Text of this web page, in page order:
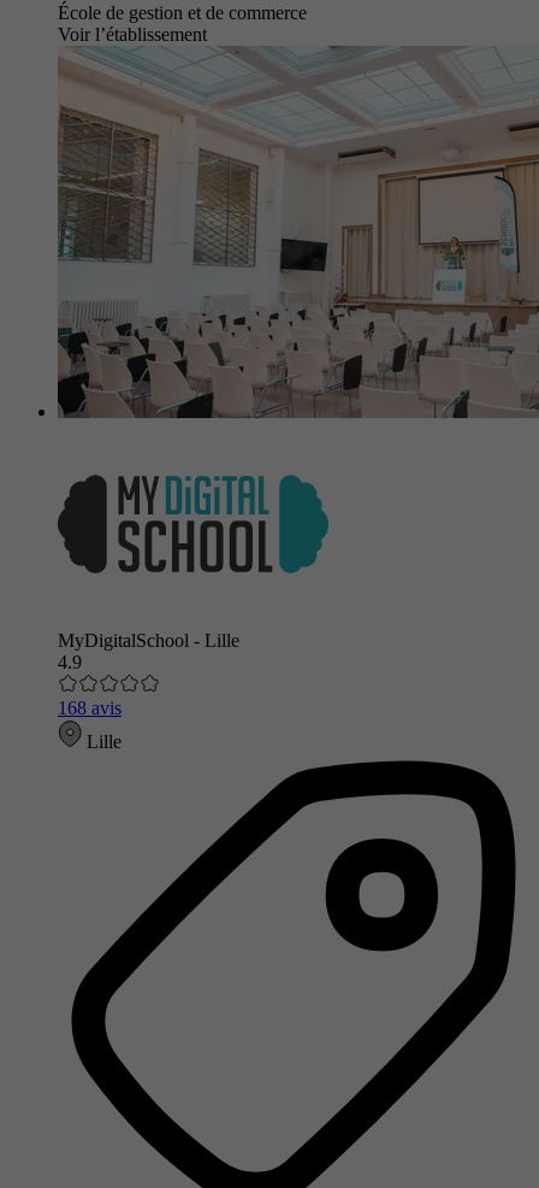
École de gestion et de commerce
Voir l’établissement
MyDigitalSchool - Lille
4.9
168 avis
Lille